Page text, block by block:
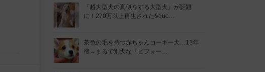
『超大型犬の真似をする大型犬』が話題
に！270万以上再生された&quo…
茶色の毛を持つ赤ちゃんコーギー犬…13年
後→まるで別犬な『ビフォー…